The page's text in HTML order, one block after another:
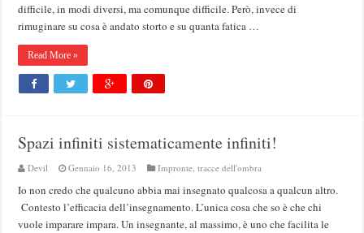
difficile, in modi diversi, ma comunque difficile. Però, invece di
rimuginare su cosa è andato storto e su quanta fatica …
Read More »
Spazi infiniti sistematicamente infiniti!
Devil Gennaio 16, 2013 Impronte, tracce dell'ombra
Io non credo che qualcuno abbia mai insegnato qualcosa a qualcun altro.
Contesto l’efficacia dell’insegnamento. L’unica cosa che so è che chi
vuole imparare impara. Un insegnante, al massimo, è uno che facilita le